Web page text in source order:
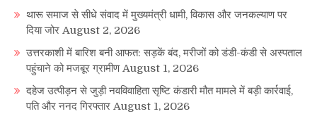
थारू समाज से सीधे संवाद में मुख्यमंत्री धामी, विकास और जनकल्याण पर
दिया जोर August 2, 2026
उत्तरकाशी में बारिश बनी आफत: सड़कें बंद, मरीजों को डंडी-कंडी से अस्पताल
पहुंचाने को मजबूर ग्रामीण August 1, 2026
दहेज उत्पीड़न से जुड़ी नवविवाहिता सृष्टि कंडारी मौत मामले में बड़ी कार्रवाई,
पति और ननद गिरफ्तार August 1, 2026